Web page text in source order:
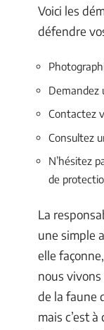
Voici les
défendre
Demandez
Contactez
Consultez
N’hésitez
de
La
une simple
elle
nous
de la faune
mais c’est